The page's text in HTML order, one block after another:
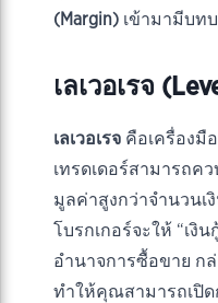
(Margin) เข้ามามีบท
เลเวอเรจ
เลเวอเรจ คือเครื่องมื
เทรดเดอร์สามารถค
มูลค่าสูงกว่าจำนวน
โบรกเกอร์จะให้ “เงิน
อำนาจการซื้อขาย กล่
ทำให้คุณสามารถเปิ